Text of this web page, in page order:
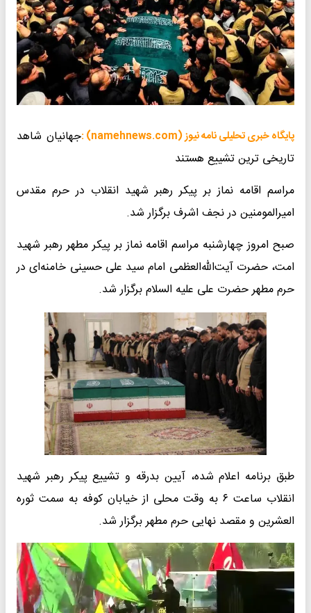
پایگاه خبری تحلیلی نامه نیوز (namehnews.com) :
جهانیان شاهد
تاریخی ترین تشییع هستند
مراسم اقامه نماز بر پیکر رهبر شهید انقلاب در حرم مقدس
امیرالمومنین در نجف اشرف برگزار شد.
صبح امروز چهارشنبه مراسم اقامه نماز بر پیکر مطهر رهبر شهید
امت، حضرت آیت‌الله‌العظمی امام سید علی حسینی خامنه‌ای در
حرم مطهر حضرت علی علیه السلام برگزار شد.
طبق برنامه اعلام شده، آیین بدرقه و تشییع پیکر رهبر شهید
انقلاب ساعت ۶ به وقت محلی از خیابان کوفه به سمت ثوره
العشرین و مقصد نهایی حرم مطهر برگزار شد.